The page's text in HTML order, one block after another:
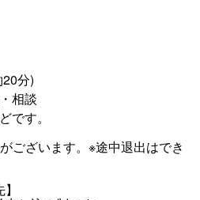
分)
相談
です。
ございます。※途中退出はでき